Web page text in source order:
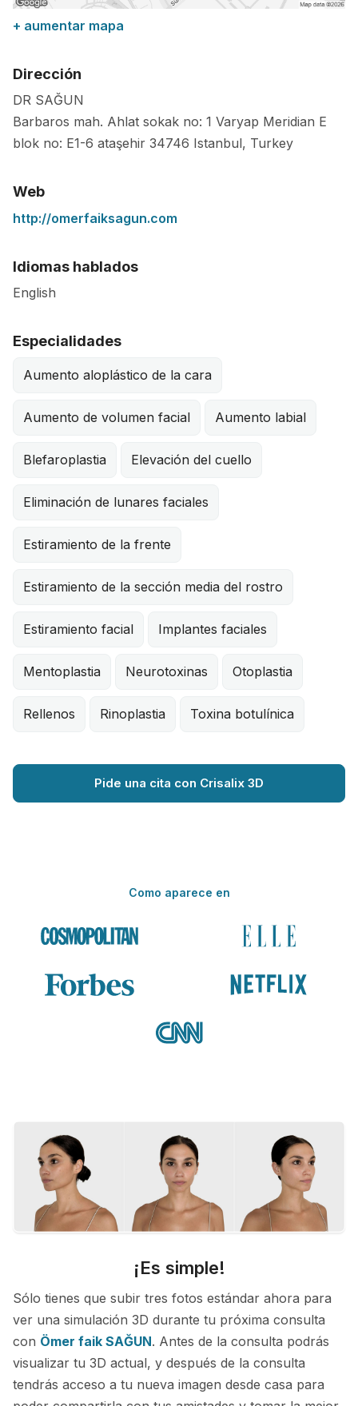
+ aumentar mapa
Dirección
DR SAĞUN
Barbaros mah. Ahlat sokak no: 1 Varyap Meridian E
blok no: E1-6 ataşehir 34746 Istanbul, Turkey
Web
http://omerfaiksagun.com
Idiomas hablados
English
Especialidades
Aumento aloplástico de la cara
Aumento de volumen facial Aumento labial
Blefaroplastia Elevación del cuello
Eliminación de lunares faciales
Estiramiento de la frente
Estiramiento de la sección media del rostro
Estiramiento facial Implantes faciales
Mentoplastia Neurotoxinas Otoplastia
Rellenos Rinoplastia Toxina botulínica
Pide una cita con Crisalix 3D
Como aparece en
¡Es simple!
Sólo tienes que subir tres fotos estándar ahora para
ver una simulación 3D durante tu próxima consulta
con Ömer faik SAĞUN. Antes de la consulta podrás
visualizar tu 3D actual, y después de la consulta
tendrás acceso a tu nueva imagen desde casa para